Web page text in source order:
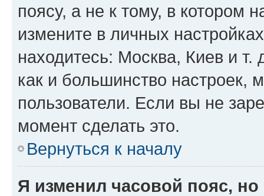
поясу, а не к тому, в котором
измените в личных
находитесь: Москва, Киев и т.
как и большинство настроек,
пользователи. Если вы не
момент сделать это.
Вернуться к началу
Я изменил часовой пояс,